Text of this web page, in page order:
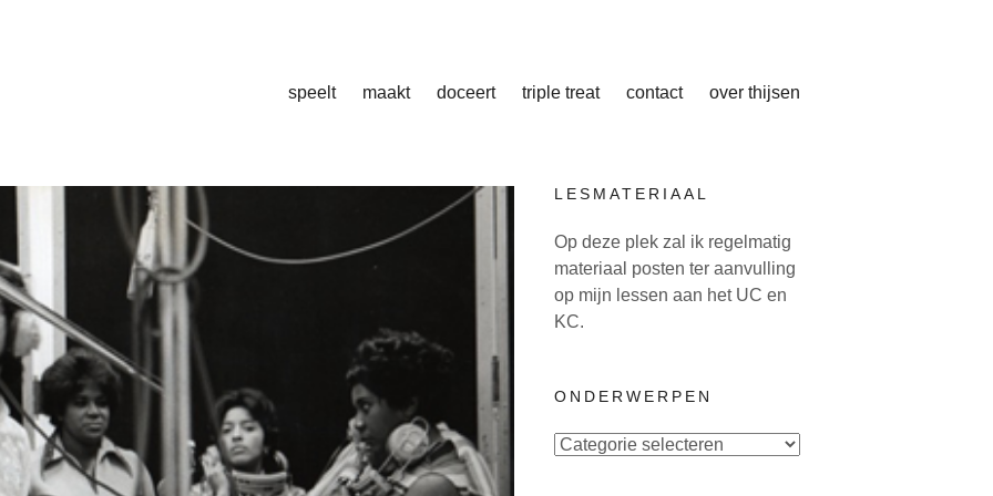
speelt maakt doceert triple treat contact over thijsen
LESMATERIAAL
Op deze plek zal ik regelmatig
materiaal posten ter aanvulling
op mijn lessen aan het UC en
KC.
ONDERWERPEN
Onderwerpen